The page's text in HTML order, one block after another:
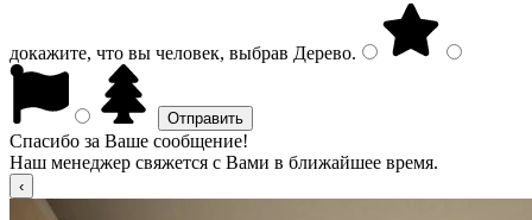
докажите, что вы человек, выбрав Дерево.
Спасибо за Ваше сообщение!
Наш менеджер свяжется с Вами в ближайшее время.